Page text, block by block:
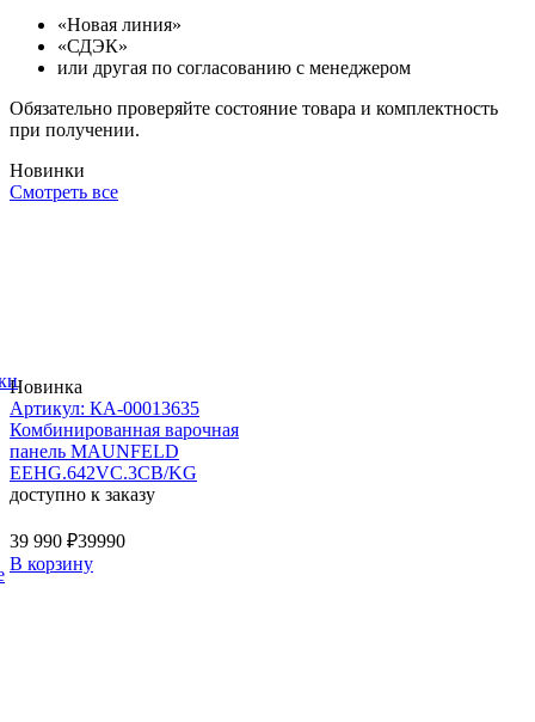
«Новая линия»
«СДЭК»
или другая по согласованию с менеджером
Обязательно проверяйте состояние товара и комплектность
при получении.
Новинки
Смотреть все
Новинка
Артикул: КА-00013635
Комбинированная варочная
панель MAUNFELD
EEHG.642VC.3CB/KG
доступно к заказу
39 990 ₽39990
В корзину